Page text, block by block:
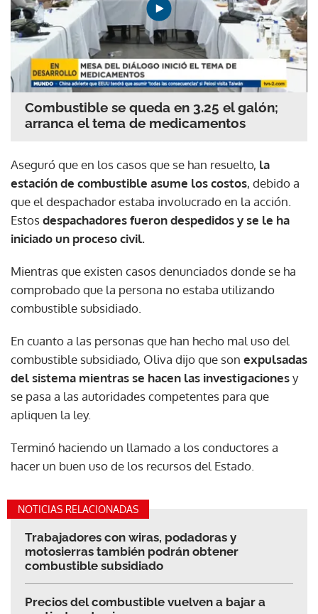
Combustible se queda en 3.25 el galón;
arranca el tema de medicamentos
Aseguró que en los casos que se han resuelto, la
estación de combustible asume los costos, debido a
que el despachador estaba involucrado en la acción.
Estosdespachadores fueron despedidos y se le ha
iniciado un proceso civil.
Mientras que existen casos denunciados donde se ha
comprobado que la persona no estaba utilizando
combustible subsidiado.
En cuanto a las personas que han hecho mal uso del
combustible subsidiado, Oliva dijo que son expulsadas
del sistema mientras se hacen las investigacionesy
se pasa a las autoridades competentes para que
apliquen la ley.
Terminó haciendo un llamado a los conductores a
hacer un buen uso de los recursos del Estado.
NOTICIAS RELACIONADAS
Trabajadores con wiras, podadoras y
motosierras también podrán obtener
combustible subsidiado
Precios del combustible vuelven a bajar a